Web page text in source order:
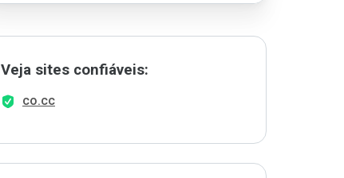
Veja sites confiáveis:
co.cc